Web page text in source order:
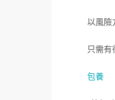
以風險
只需有
包養